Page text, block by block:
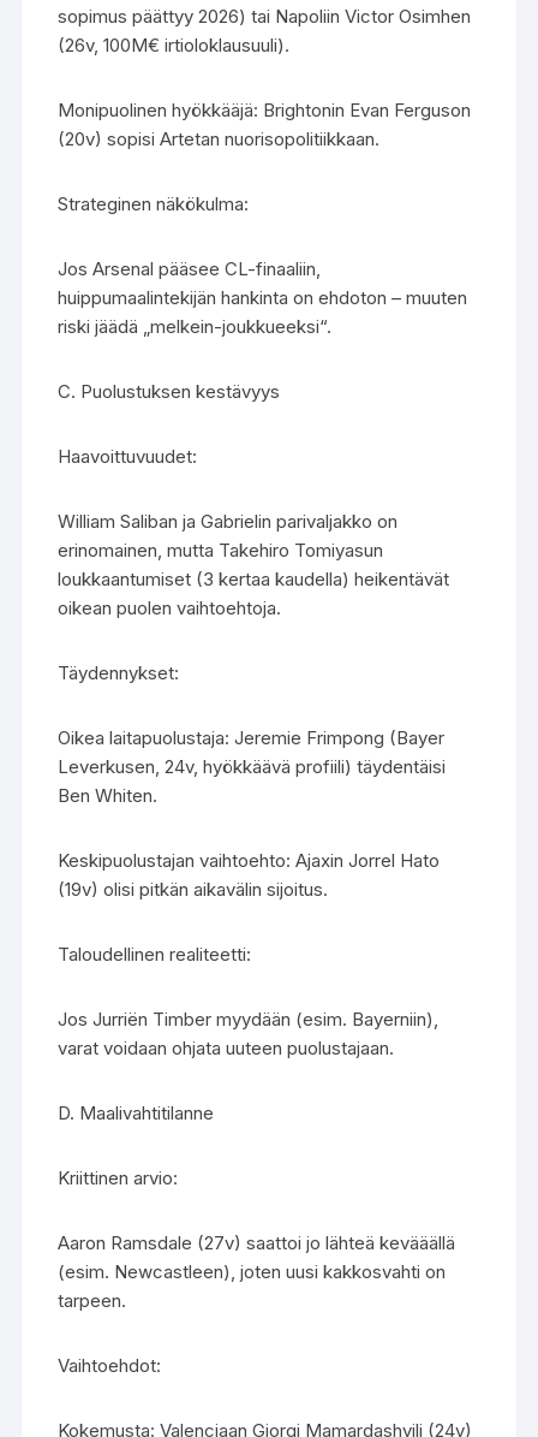
sopimus päättyy 2026) tai Napoliin Victor Osimhen
(26v, 100M€ irtioloklausuuli).
Monipuolinen hyökkääjä: Brightonin Evan Ferguson
(20v) sopisi Artetan nuorisopolitiikkaan.
Strateginen näkökulma:
Jos Arsenal pääsee CL-finaaliin,
huippumaalintekijän hankinta on ehdoton – muuten
riski jäädä „melkein-joukkueeksi“.
C. Puolustuksen kestävyys
Haavoittuvuudet:
William Saliban ja Gabrielin parivaljakko on
erinomainen, mutta Takehiro Tomiyasun
loukkaantumiset (3 kertaa kaudella) heikentävät
oikean puolen vaihtoehtoja.
Täydennykset:
Oikea laitapuolustaja: Jeremie Frimpong (Bayer
Leverkusen, 24v, hyökkäävä profiili) täydentäisi
Ben Whiten.
Keskipuolustajan vaihtoehto: Ajaxin Jorrel Hato
(19v) olisi pitkän aikavälin sijoitus.
Taloudellinen realiteetti:
Jos Jurriën Timber myydään (esim. Bayerniin),
varat voidaan ohjata uuteen puolustajaan.
D. Maalivahtitilanne
Kriittinen arvio:
Aaron Ramsdale (27v) saattoi jo lähteä kevääällä
(esim. Newcastleen), joten uusi kakkosvahti on
tarpeen.
Vaihtoehdot:
Kokemusta: Valenciaan Giorgi Mamardashvili (24v)